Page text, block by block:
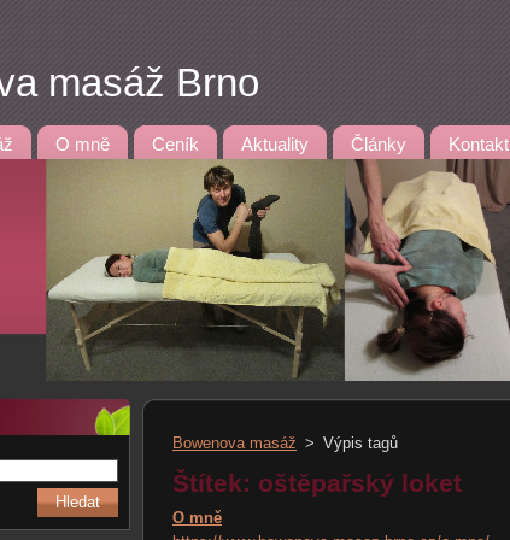
masáž Brno
O mně Ceník Aktuality Články Kontakt
Bowenova masáž > Výpis tagů
Štítek: oštěpařský loket
O mně